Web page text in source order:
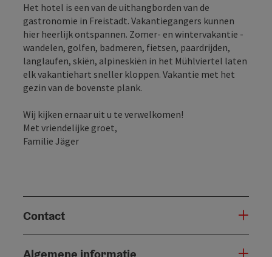
Het hotel is een van de uithangborden van de
gastronomie in Freistadt. Vakantiegangers kunnen
hier heerlijk ontspannen. Zomer- en wintervakantie -
wandelen, golfen, badmeren, fietsen, paardrijden,
langlaufen, skiën, alpineskiën in het Mühlviertel laten
elk vakantiehart sneller kloppen. Vakantie met het
gezin van de bovenste plank.
Wij kijken ernaar uit u te verwelkomen!
Met vriendelijke groet,
Familie Jäger
Contact